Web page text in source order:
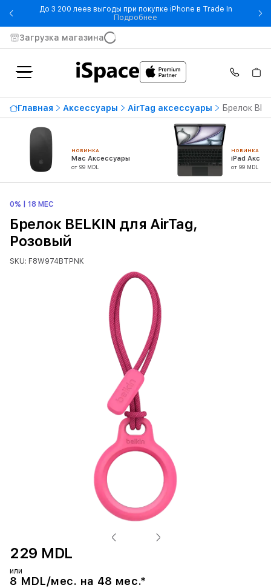
До 3 200 леев выгоды при покупке iPhone в Trade In
Подробнее - До 3 200 леев выгоды при
Загрузка магазина
Главная Аксессуары AirTag аксессуары Брелок
НОВИНКА
Mac Аксессуары
от 99 MDL
НОВИНКА
iPad
от 99 MDL
0% | 18 МЕС
Брелок BELKIN для AirTag,
Розовый
SKU: F8W974BTPNK
229 MDL
или
8 MDL/мес. на 48 мес.*